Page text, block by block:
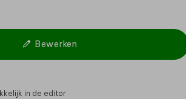
Bewerken
in de editor